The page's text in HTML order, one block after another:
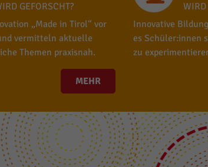
GEFORSCHT?
„Made in Tirol“ vor
vermitteln aktuelle
Themen praxisnah.
MEHR
WIRD
Innovative
es Schüler:innen
zu